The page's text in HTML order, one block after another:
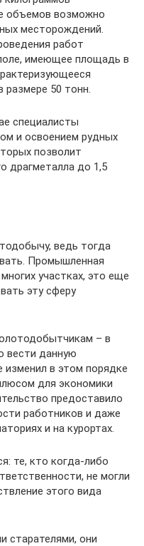
объемов возможно
месторождений.
работ
имеющее площадь в
50 тонн.
специалисты
и освоением рудных
позволит
драгметалла до 1,5
ведь тогда
Промышленная
участках, это еще
эту сферу
– в
вести данную
изменил в этом порядке
для экономики
предоставило
работников и даже
и на курортах.
те, кто когда-либо
не могли
этого вида
старателями, они